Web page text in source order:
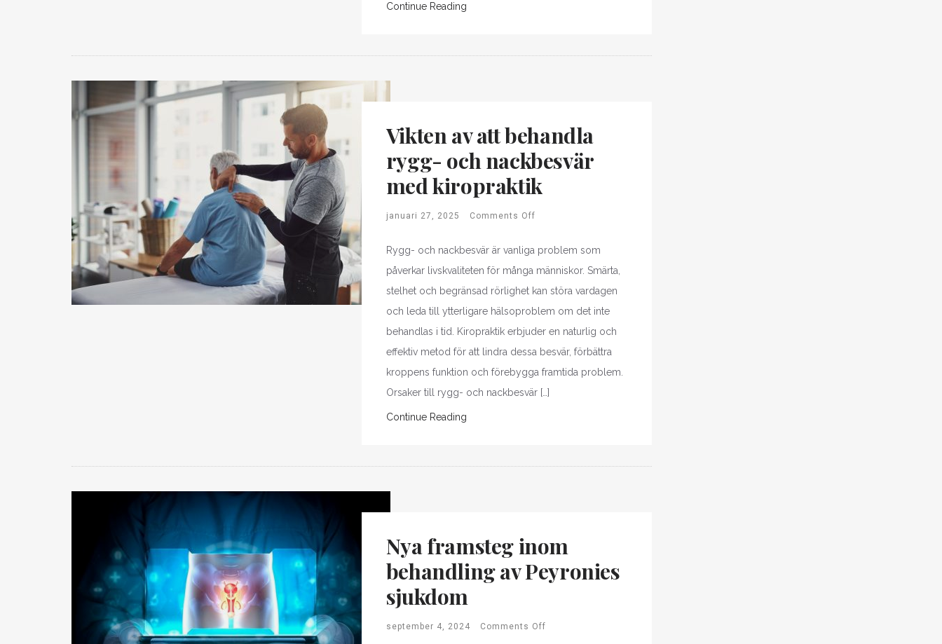
Continue Reading
Vikten av att behandla
rygg- och nackbesvär
med kiropraktik
januari 27, 2025 Comments Off
Rygg- och nackbesvär är vanliga problem som
påverkar livskvaliteten för många människor. Smärta,
stelhet och begränsad rörlighet kan störa vardagen
och leda till ytterligare hälsoproblem om det inte
behandlas i tid. Kiropraktik erbjuder en naturlig och
effektiv metod för att lindra dessa besvär, förbättra
kroppens funktion och förebygga framtida problem.
Orsaker till rygg- och nackbesvär […]
Continue Reading
Nya framsteg inom
behandling av Peyronies
sjukdom
september 4, 2024 Comments Off